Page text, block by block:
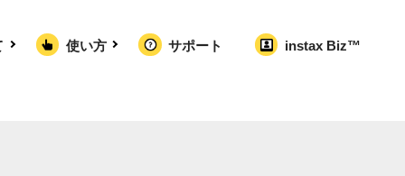
使い方 サポート instax Biz™